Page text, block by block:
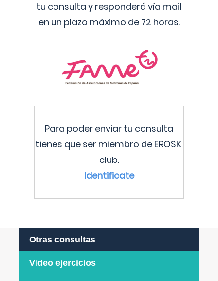
tu consulta y responderá vía mail
en un plazo máximo de 72 horas.
Para poder enviar tu consulta
tienes que ser miembro de EROSKI
club.
Identificate
Otras consultas
Video ejercicios